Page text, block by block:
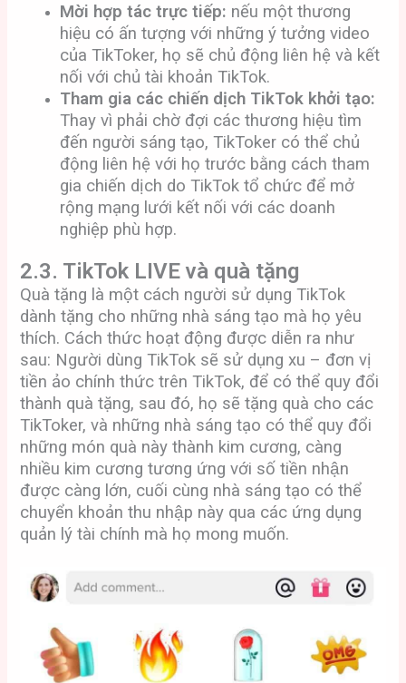
Mời hợp tác trực tiếp: nếu một thương
hiệu có ấn tượng với những ý tưởng video
của TikToker, họ sẽ chủ động liên hệ và kết
nối với chủ tài khoản TikTok.
Tham gia các chiến dịch TikTok khởi tạo:
Thay vì phải chờ đợi các thương hiệu tìm
đến người sáng tạo, TikToker có thể chủ
động liên hệ với họ trước bằng cách tham
gia chiến dịch do TikTok tổ chức để mở
rộng mạng lưới kết nối với các doanh
nghiệp phù hợp.
2.3. TikTok LIVE và quà tặng
Quà tặng là một cách người sử dụng TikTok
dành tặng cho những nhà sáng tạo mà họ yêu
thích. Cách thức hoạt động được diễn ra như
sau: Người dùng TikTok sẽ sử dụng xu – đơn vị
tiền ảo chính thức trên TikTok, để có thể quy đổi
thành quà tặng, sau đó, họ sẽ tặng quà cho các
TikToker, và những nhà sáng tạo có thể quy đổi
những món quà này thành kim cương, càng
nhiều kim cương tương ứng với số tiền nhận
được càng lớn, cuối cùng nhà sáng tạo có thể
chuyển khoản thu nhập này qua các ứng dụng
quản lý tài chính mà họ mong muốn.